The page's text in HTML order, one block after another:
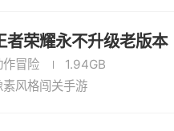
者荣耀永不升级老版本
作冒险
1.94GB
素风格闯关手游